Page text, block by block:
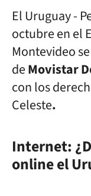
El Uruguay -
octubre en el
Montevideo
deMovistar
con los
Celeste.
Internet:
online el